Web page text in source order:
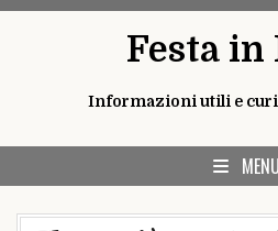
Festa in
Informazioni utili e
MENU